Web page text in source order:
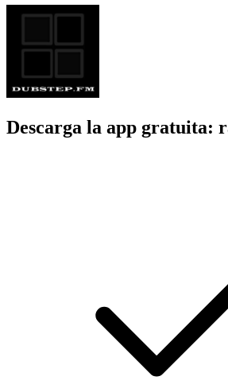
Descarga la app gratuita: